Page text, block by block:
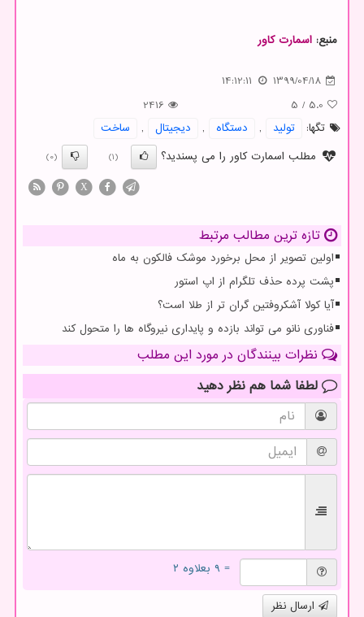
منبع: اسمارت كاور
1399/04/18
14:12:11
5.0
/
5
2416
تگها:
تولید , دستگاه , دیجیتال ,
ساخت
مطلب اسمارت کاور را می پسندید؟
(1)
(0)
X
تازه ترین مطالب مرتبط
اولین تصویر از محل برخورد موشک فالکون به ماه
پشت پرده حذف تلگرام از اپ استور
آیا کولا آشکروفتین گران تر از طلا است؟
فناوری نانو می تواند بازده و پایداری نیروگاه ها را متحول کند
نظرات بینندگان در مورد این مطلب
لطفا شما هم نظر دهید
= ۹ بعلاوه ۲
ارسال نظر